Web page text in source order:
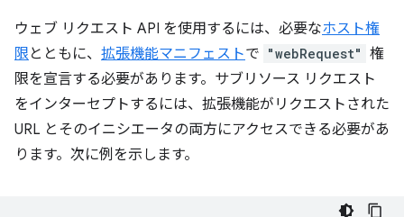
ウェブ リクエスト API を使用するには、必要なホスト権
限 とともに、 拡張機能マニフェストで "webRequest" 権
限を宣言する必要があります。サブリソース リクエスト
をインターセプトするには、拡張機能がリクエストされた
URL とそのイニシエータの両方にアクセスできる必要があ
ります。次に例を示します。